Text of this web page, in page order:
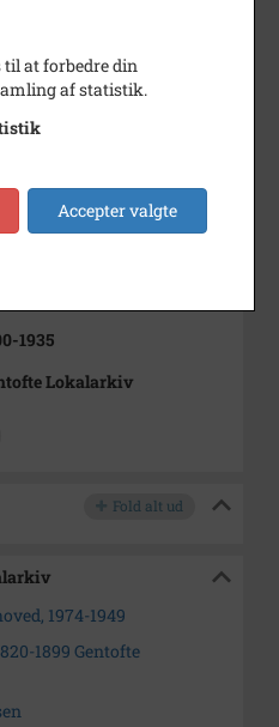
11/09
Christian Hansen
1949) og noget af
omhandler også
1935
Lokalarkiv
Fold alt ud
1974-1949
1899 Gentofte
at forbedre din
af statistik.
Accepter valgte